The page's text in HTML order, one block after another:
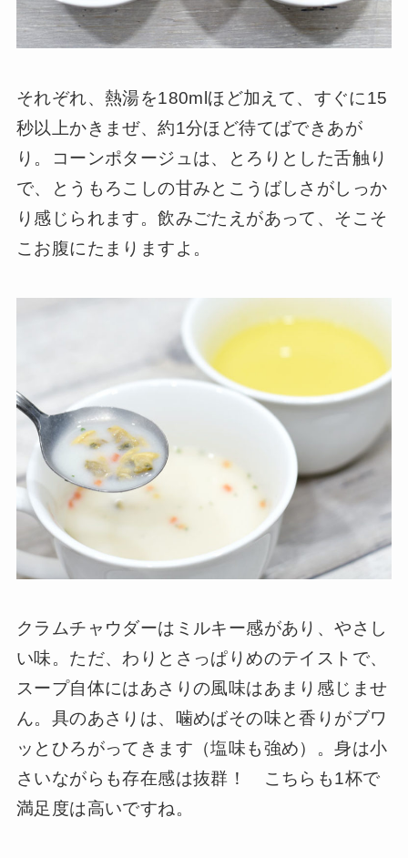
それぞれ、熱湯を180mlほど加えて、すぐに15
秒以上かきまぜ、約1分ほど待てばできあが
り。コーンポタージュは、とろりとした舌触り
で、とうもろこしの甘みとこうばしさがしっか
り感じられます。飲みごたえがあって、そこそ
こお腹にたまりますよ。
クラムチャウダーはミルキー感があり、やさし
い味。ただ、わりとさっぱりめのテイストで、
スープ自体にはあさりの風味はあまり感じませ
ん。具のあさりは、噛めばその味と香りがブワ
ッとひろがってきます（塩味も強め）。身は小
さいながらも存在感は抜群！ こちらも1杯で
満足度は高いですね。